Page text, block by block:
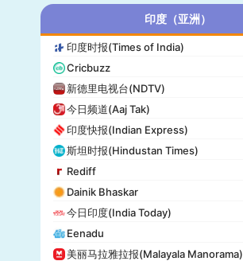
赫尔辛基日报(Helsingin Sanomat)
Origo
爱尔兰时报(Irish Times)
独立报(Independent)
MTV Uutiset
24.hu
晚邮报(Aftenposten)
DirBg
阿罗(Alo!)
政治报(Politiken)
24 Chasa
Fakti
印度（亚洲）
印度时报(Times of India)
Cricbuzz
新德里电视台(NDTV)
今日频道(Aaj Tak)
印度快报(Indian Express)
斯坦时报(Hindustan Times)
Rediff
Dainik Bhaskar
今日印度(India Today)
Eenadu
美丽马拉雅拉报(Malayala Manorama)